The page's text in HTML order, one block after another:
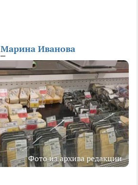
Марина Иванова
Фото из архива редакции